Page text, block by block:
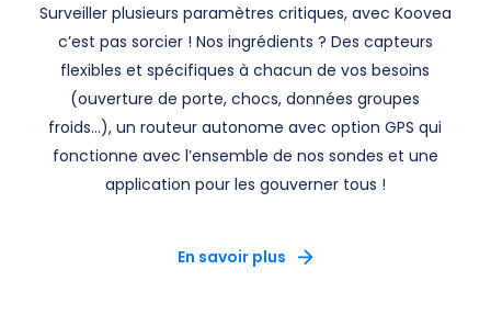
Surveiller plusieurs paramètres critiques, avec Koovea
c’est pas sorcier ! Nos ingrédients ? Des capteurs
flexibles et spécifiques à chacun de vos besoins
(ouverture de porte, chocs, données groupes
froids…), un routeur autonome avec option GPS qui
fonctionne avec l’ensemble de nos sondes et une
application pour les gouverner tous !
En savoir plus